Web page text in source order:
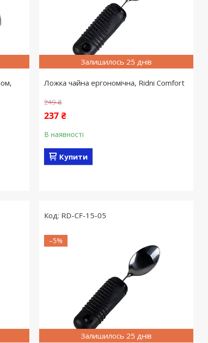
Залишилось 25 днів
Ложка чайна ергономічна, Ridni Comfort
249 ₴
237 ₴
В наявності
Купити
RD-CF-15-05
Залишилось 25 днів
–5%